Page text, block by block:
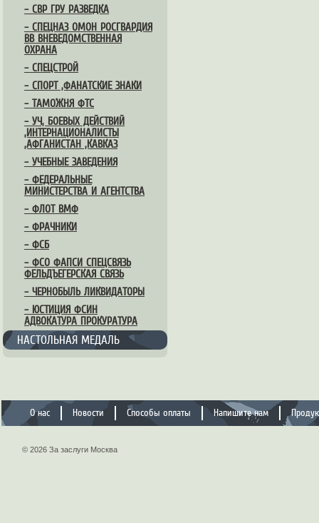
– СВР ГРУ РАЗВЕДКА
– СПЕЦНАЗ ОМОН РОСГВАРДИЯ
ВВ ВНЕВЕДОМСТВЕННАЯ
ОХРАНА
– СПЕЦСТРОЙ
– СПОРТ ,ФАНАТСКИЕ ЗНАКИ
– ТАМОЖНЯ ФТС
– УЧ, БОЕВЫХ ДЕЙСТВИЙ
,ИНТЕРНАЦИОНАЛИСТЫ
,АФГАНИСТАН ,КАВКАЗ
– УЧЕБНЫЕ ЗАВЕДЕНИЯ
– ФЕДЕРАЛЬНЫЕ
МИНИСТЕРСТВА И АГЕНТСТВА
– ФЛОТ ВМФ
– ФРАЧНИКИ
– ФСБ
– ФСО ФАПСИ СПЕЦСВЯЗЬ
ФЕЛЬДЪЕГЕРСКАЯ СВЯЗЬ
– ЧЕРНОБЫЛЬ ЛИКВИДАТОРЫ
– ЮСТИЦИЯ ФСИН
АДВОКАТУРА ПРОКУРАТУРА
НАСТОЛЬНАЯ МЕДАЛЬ
О нас Новости Способы оплаты Напишите нам
© 2026 За заслуги Москва